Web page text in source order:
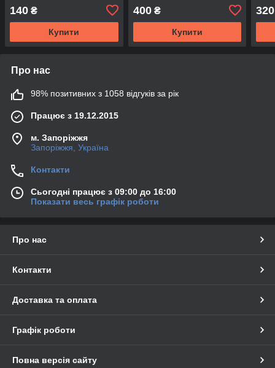
140 ₴
Купити
400₴
Купити
320
Про нас
98% позитивних з 1058 відгуків за рік
Працює з 19.12.2015
м. Запоріжжя
Запоріжжя, Україна
Контакти
Сьогодні працює з 09:00 до 16:00
Показати весь графік роботи
Про нас
Контакти
Доставка та оплата
Графік роботи
Повна версія сайту